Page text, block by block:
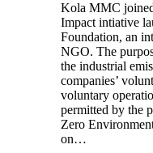
Kola MMC
Impact intiative
Foundation, an
NGO. The
the industrial
companies’
voluntary
permitted by the
Zero
on…